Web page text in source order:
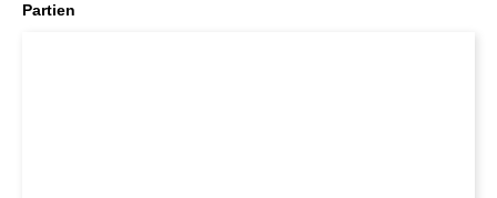
Partien